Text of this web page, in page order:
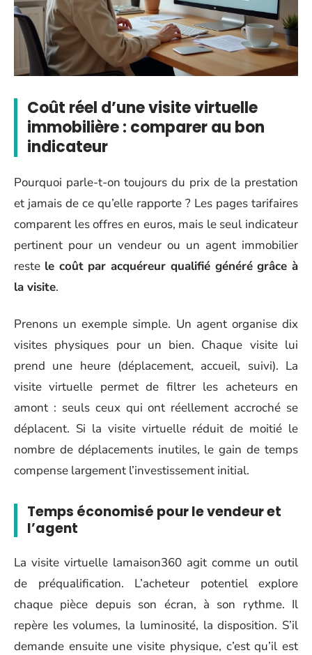
Coût réel d’une visite virtuelle
immobilière : comparer au bon
indicateur
Pourquoi parle-t-on toujours du prix de la prestation
et jamais de ce qu’elle rapporte ? Les pages tarifaires
comparent les offres en euros, mais le seul indicateur
pertinent pour un vendeur ou un agent immobilier
reste le coût par acquéreur qualifié généré grâce à
la visite.
Prenons un exemple simple. Un agent organise dix
visites physiques pour un bien. Chaque visite lui
prend une heure (déplacement, accueil, suivi). La
visite virtuelle permet de filtrer les acheteurs en
amont : seuls ceux qui ont réellement accroché se
déplacent. Si la visite virtuelle réduit de moitié le
nombre de déplacements inutiles, le gain de temps
compense largement l’investissement initial.
Temps économisé pour le vendeur et
l’agent
La visite virtuelle lamaison360 agit comme un outil
de préqualification. L’acheteur potentiel explore
chaque pièce depuis son écran, à son rythme. Il
repère les volumes, la luminosité, la disposition. S’il
demande ensuite une visite physique, c’est qu’il est